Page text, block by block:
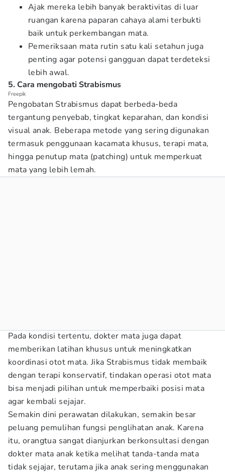
Ajak mereka lebih banyak beraktivitas di luar
ruangan karena paparan cahaya alami terbukti
baik untuk perkembangan mata.
Pemeriksaan mata rutin satu kali setahun juga
penting agar potensi gangguan dapat terdeteksi
lebih awal.
5. Cara mengobati Strabismus
Freepik
Pengobatan Strabismus dapat berbeda-beda
tergantung penyebab, tingkat keparahan, dan kondisi
visual anak. Beberapa metode yang sering digunakan
termasuk penggunaan kacamata khusus, terapi mata,
hingga penutup mata (patching) untuk memperkuat
mata yang lebih lemah.
Pada kondisi tertentu, dokter mata juga dapat
memberikan latihan khusus untuk meningkatkan
koordinasi otot mata. Jika Strabismus tidak membaik
dengan terapi konservatif, tindakan operasi otot mata
bisa menjadi pilihan untuk memperbaiki posisi mata
agar kembali sejajar.
Semakin dini perawatan dilakukan, semakin besar
peluang pemulihan fungsi penglihatan anak. Karena
itu, orangtua sangat dianjurkan berkonsultasi dengan
dokter mata anak ketika melihat tanda-tanda mata
tidak sejajar, terutama jika anak sering menggunakan